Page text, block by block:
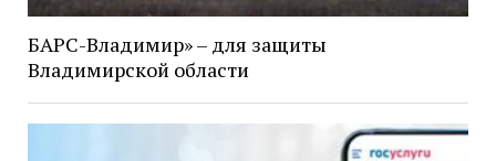
БАРС-Владимир» – для защиты
Владимирской области